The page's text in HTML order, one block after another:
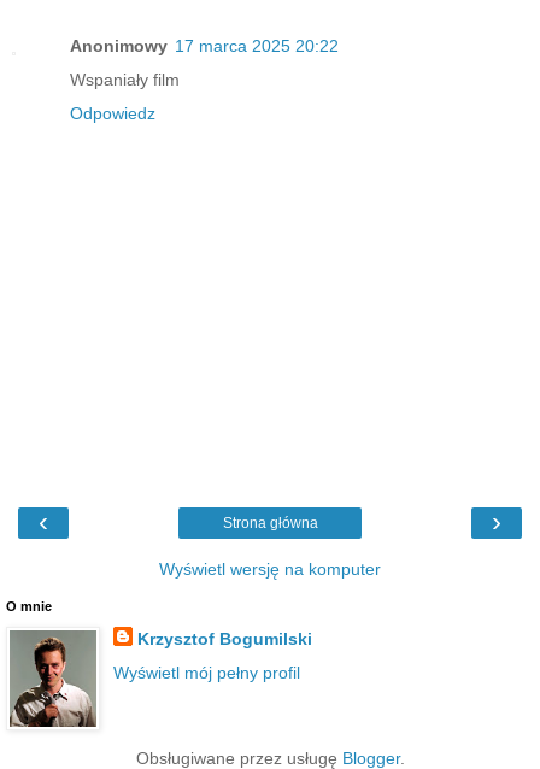
Anonimowy 17 marca 2025 20:22
Wspaniały film
Odpowiedz
‹ ›
Strona główna
Wyświetl wersję na komputer
O mnie
Krzysztof Bogumilski
Wyświetl mój pełny profil
Obsługiwane przez usługę Blogger.